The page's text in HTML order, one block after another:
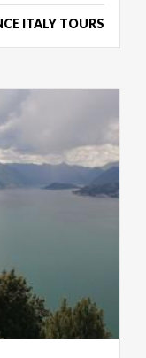
ITALY TOURS